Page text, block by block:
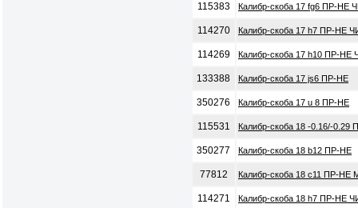
115383 Калибр-скоба 17 fg6 ПР-НЕ
114270 Калибр-скоба 17 h7 ПР-НЕ
114269 Калибр-скоба 17 h10 ПР-НЕ
133388 Калибр-скоба 17 js6 ПР-НЕ
350276 Калибр-скоба 17 u 8 ПР-НЕ
115531 Калибр-скоба 18 -0.16/-
350277 Калибр-скоба 18 b12 ПР-НЕ
77812 Калибр-скоба 18 с11 ПР-НЕ
114271 Калибр-скоба 18 h7 ПР-НЕ